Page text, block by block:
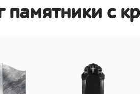
памятники с